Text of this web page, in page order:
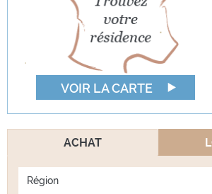
VOIR LA CARTE
ACHAT
Région